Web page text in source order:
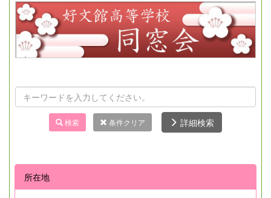
検索 条件クリア 詳細検索
所在地